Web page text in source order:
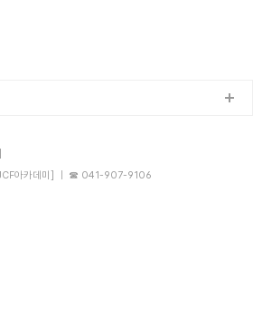
아카데미] ｜ ☎ 041-907-9106